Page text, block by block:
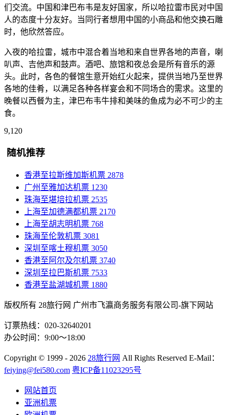
们交流。中国和津巴布韦是友好国家，所以哈拉雷市民对中国
人的态度十分友好。当同行者想用中国的小商品和他交换石雕
时，他欣然答应。
入夜的哈拉雷，城市中混合着当地和来自世界各地的声音，喇
叭声、吉他声和鼓声。酒吧、旅馆和夜总会是所有音乐的源
头。此时，各色的餐馆生意开始红火起来，提供当地乃至世界
各地的佳肴，以满足各种各样宴会和不同场合的需求。这里的
晚餐以西餐为主，津巴布韦牛排和美味的鱼成为必不可少的主
食。
9,120
随机推荐
香港至拉斯维加斯机票 2878
广州至雅加达机票 1230
珠海至堪培拉机票 2535
上海至加德满都机票 2170
上海至胡志明机票 768
珠海至伦敦机票 3081
深圳至喀土穆机票 3050
香港至阿尔及尔机票 3740
深圳至拉巴斯机票 7533
香港至盐湖城机票 1880
版权所有 28旅行网 广州市飞瀛商务服务有限公司-旗下网站
订票热线：020-32640201
办公时间：9:00～18:00
Copyright © 1999 - 2026 28旅行网 All Rights Reserved E-Mail：
feiying@fei580.com 粤ICP备11023295号
网站首页
亚洲机票